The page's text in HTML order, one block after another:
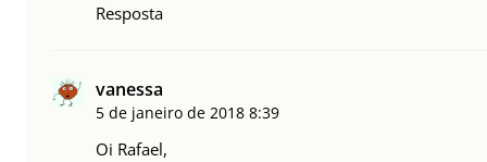
Resposta
vanessa
5 de janeiro de 2018 8:39
Oi Rafael,